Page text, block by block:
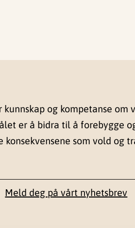
kunnskap og kompetanse om
er å bidra til å forebygge
konsekvensene som vold og
Meld deg på vårt nyhetsbrev